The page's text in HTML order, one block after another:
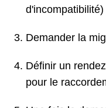
d'incompatibilité)
Demander la
Définir un
pour le